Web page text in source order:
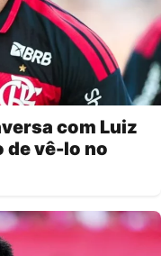
com Luiz
de vê-lo no